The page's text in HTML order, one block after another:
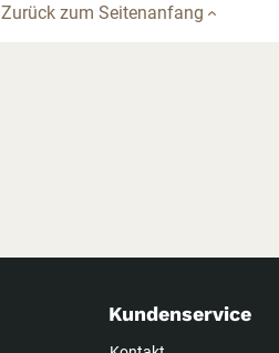
Zurück zum Seitenanfang
Kundenservice